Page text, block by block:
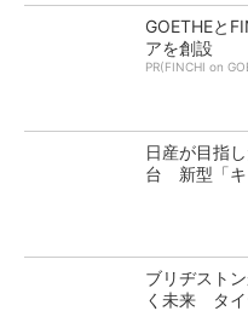
GOETHEと
アを創設
PR(FINCHI on
日産が目指
台 新型「キ
ブリヂスト
く未来 タイ